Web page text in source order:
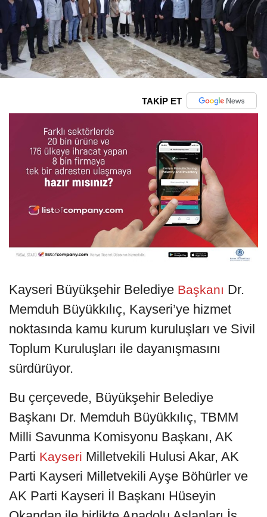
TAKİP ET
Kayseri Büyükşehir Belediye Başkanı Dr.
Memduh Büyükkılıç, Kayseri’ye hizmet
noktasında kamu kurum kuruluşları ve Sivil
Toplum Kuruluşları ile dayanışmasını
sürdürüyor.
Bu çerçevede, Büyükşehir Belediye
Başkanı Dr. Memduh Büyükkılıç, TBMM
Milli Savunma Komisyonu Başkanı, AK
Parti Kayseri Milletvekili Hulusi Akar, AK
Parti Kayseri Milletvekili Ayşe Böhürler ve
AK Parti Kayseri İl Başkanı Hüseyin